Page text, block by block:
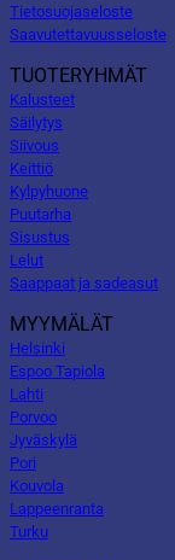
Tietosuojaseloste
Saavutettavuusseloste
TUOTERYHMÄT
Kalusteet
Säilytys
Siivous
Keittiö
Kylpyhuone
Puutarha
Sisustus
Lelut
Saappaat ja sadeasut
MYYMÄLÄT
Helsinki
Espoo Tapiola
Lahti
Porvoo
Jyväskylä
Pori
Kouvola
Lappeenranta
Turku